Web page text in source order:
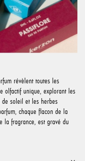
révèlent toutes les
olfactif unique, explorant les
de soleil et les herbes
chaque flacon de la
la fragrance, est gravé du